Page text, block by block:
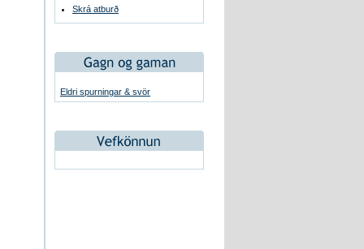
Skrá atburð
Eldri spurningar & svör